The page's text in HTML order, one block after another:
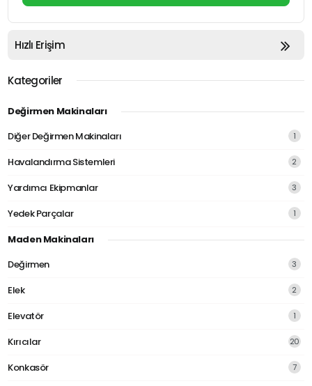
Hızlı Erişim
Kategoriler
Değirmen Makinaları
Diğer Değirmen Makinaları
1
Havalandırma Sistemleri 2
Yardımcı Ekipmanlar 3
Yedek Parçalar 1
Maden Makinaları
Değirmen
3
Elek 2
Elevatör 1
Kırıcılar 20
Konkasör 7